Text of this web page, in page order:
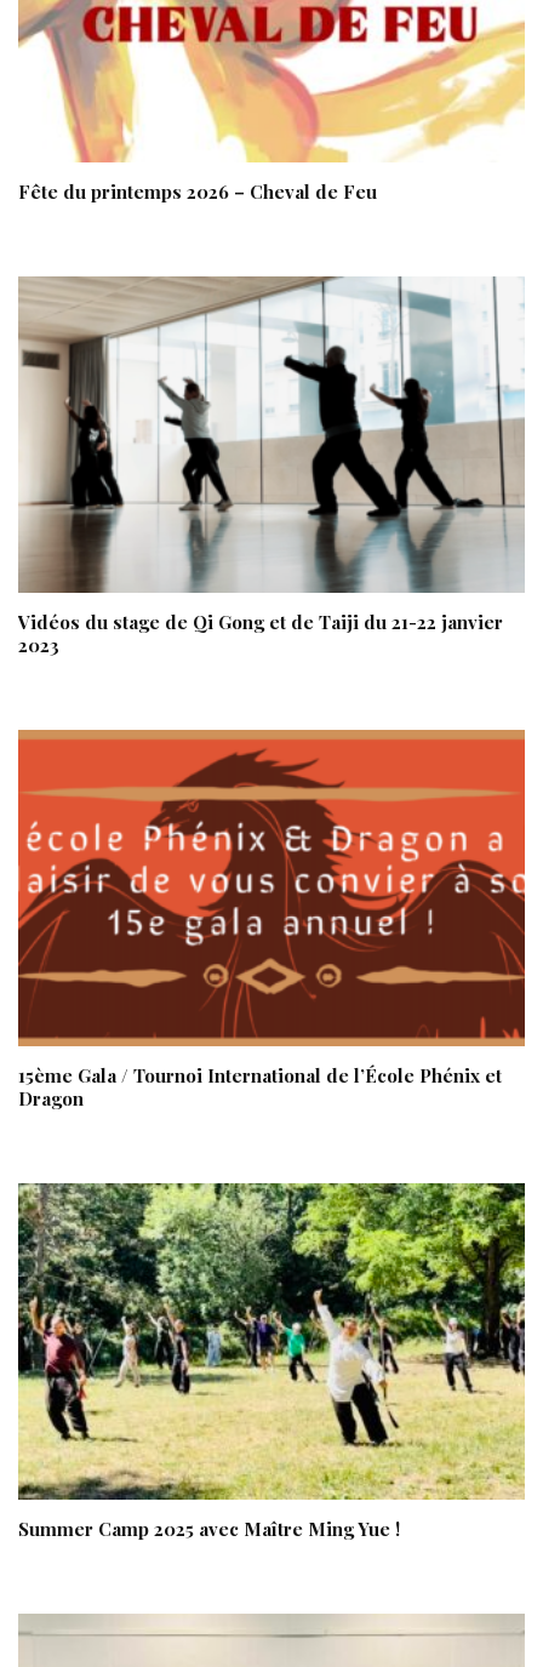
Fête du printemps 2026 – Cheval de Feu
Vidéos du stage de Qi Gong et de Taiji du 21-22 janvier
2023
15ème Gala / Tournoi International de l’École Phénix et
Dragon
Summer Camp 2025 avec Maître Ming Yue !